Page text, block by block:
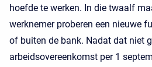
hoefde te werken. In die twaalf
werknemer proberen een nieuwe
of buiten de bank. Nadat dat niet
arbeidsovereenkomst per 1